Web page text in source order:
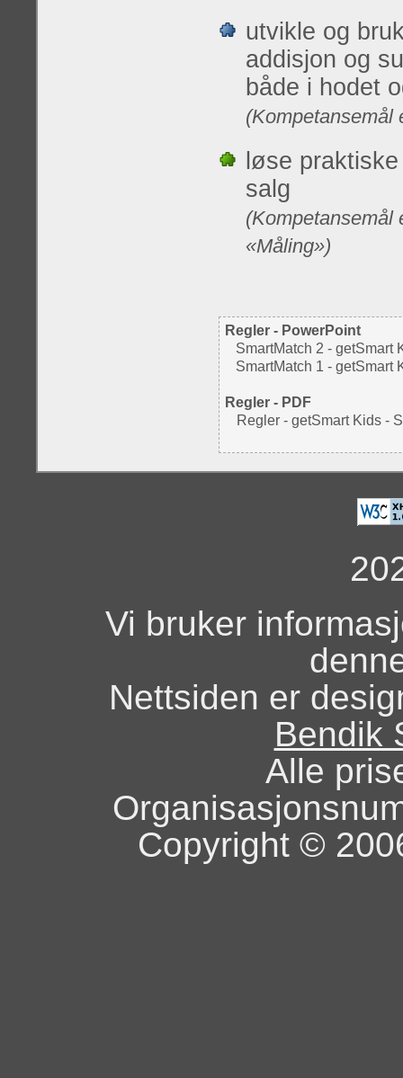
utvikle og
addisjon og
både i hodet
(Kompetansemål
løse
salg
(Kompetansemål
«Måling»)
Regler - PowerPoint
SmartMatch 2 - getSmart
SmartMatch 1 - getSmart
Regler - PDF
Regler - getSmart Kids -
Vi bruker
Nettsiden er
Bendik
Alle
Copyright ©